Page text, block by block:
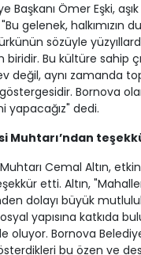
Başkanı Ömer Eşki,
gelenek, halkımızın
türkünün sözüyle
biridir. Bu kültüre sahip
değil, aynı zamanda
Bornova
yapacağız" dedi.
Muhtarı’ndan
Cemal Altın,
etti. Altın,
dolayı büyük
yapısına katkıda
oluyor. Bornova
bu özen ve